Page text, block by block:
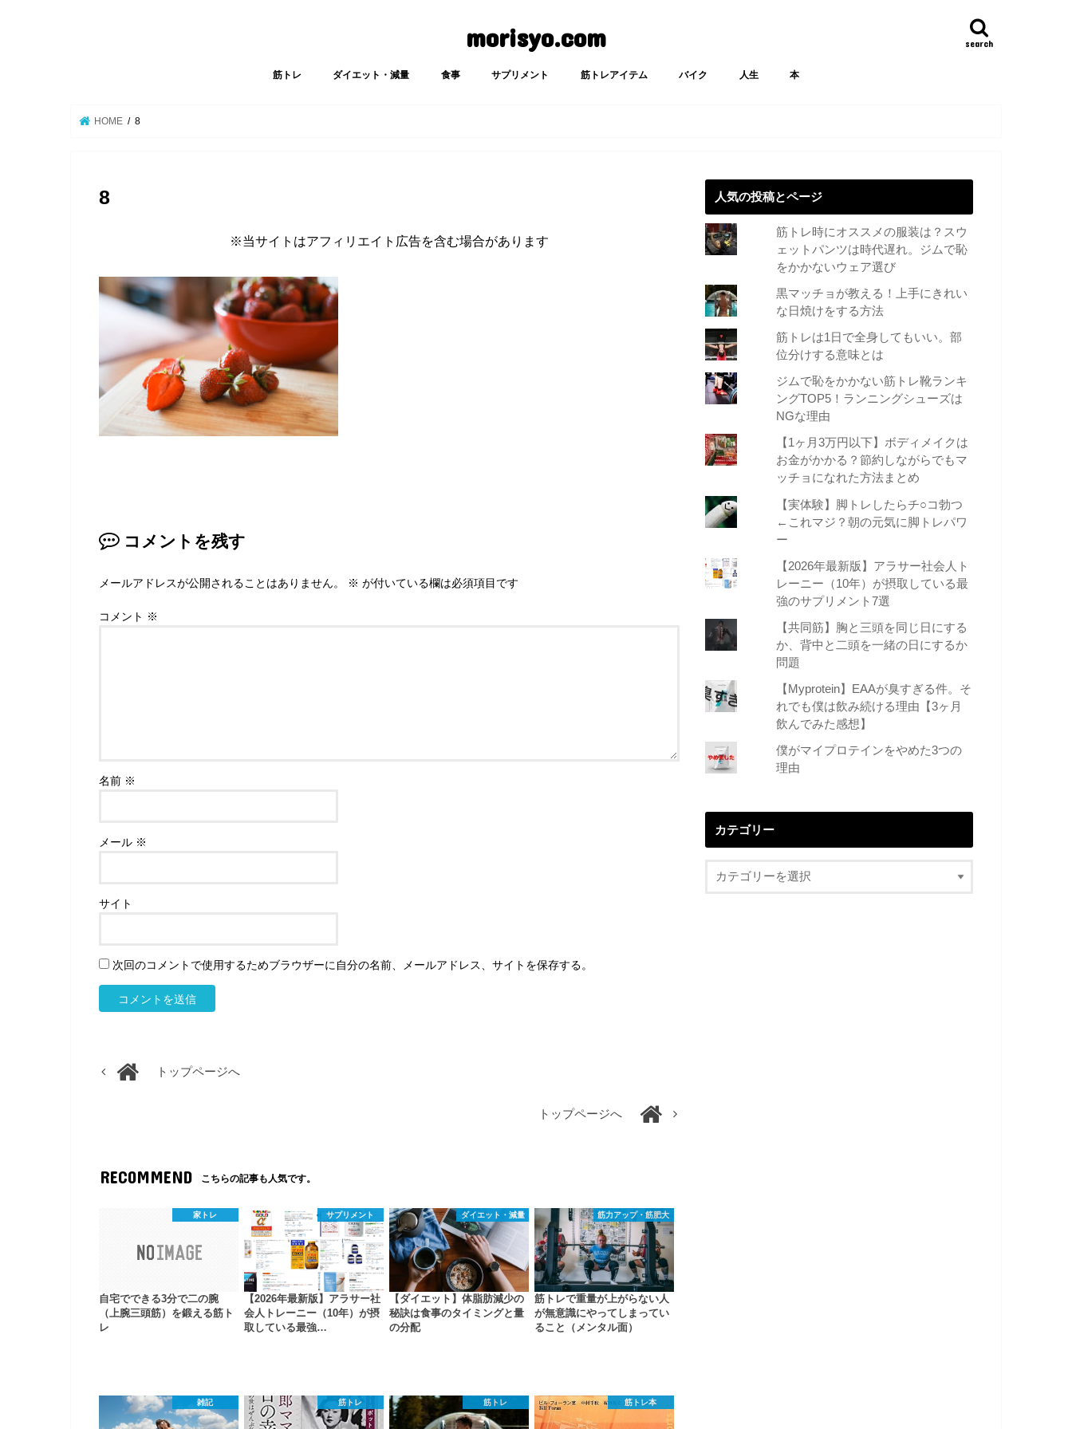
morisyo.com search
筋トレ ダイエット・減量 食事 サプリメント 筋トレアイテム バイク 人生 本
HOME 8
8
※当サイトはアフィリエイト広告を含む場合があります
コメントを残す
メールアドレスが公開されることはありません。 ※ が付いている欄は必須項目です
コメント ※
名前 ※
メール ※
サイト
次回のコメントで使用するためブラウザーに自分の名前、メールアドレス、サイトを保存する。
トップページへ
トップページへ
RECOMMEND こちらの記事も人気です。
家トレ
自宅でできる3分で二の腕
（上腕三頭筋）を鍛える筋ト
レ
サプリメント
【2026年最新版】アラサー社
会人トレーニー（10年）が摂
取している最強…
ダイエット・減量
【ダイエット】体脂肪減少の
秘訣は食事のタイミングと量
の分配
筋力アップ・筋肥大
筋トレで重量が上がらない人
が無意識にやってしまってい
ること（メンタル面）
雑記 筋トレ 筋トレ 筋トレ本
人気の投稿とページ
筋トレ時にオススメの服装は？スウ
ェットパンツは時代遅れ。ジムで恥
をかかないウェア選び
黒マッチョが教える！上手にきれい
な日焼けをする方法
筋トレは1日で全身してもいい。部
位分けする意味とは
ジムで恥をかかない筋トレ靴ランキ
ングTOP5！ランニングシューズは
NGな理由
【1ヶ月3万円以下】ボディメイクは
お金がかかる？節約しながらでもマ
ッチョになれた方法まとめ
【実体験】脚トレしたらチ○コ勃つ
←これマジ？朝の元気に脚トレパワ
ー
【2026年最新版】アラサー社会人ト
レーニー（10年）が摂取している最
強のサプリメント7選
【共同筋】胸と三頭を同じ日にする
か、背中と二頭を一緒の日にするか
問題
【Myprotein】EAAが臭すぎる件。そ
れでも僕は飲み続ける理由【3ヶ月
飲んでみた感想】
僕がマイプロテインをやめた3つの
理由
カテゴリー